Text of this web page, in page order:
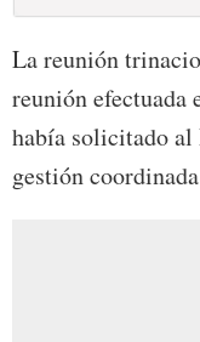
La reunión
reunión efectuada
había solicitado al
gestión